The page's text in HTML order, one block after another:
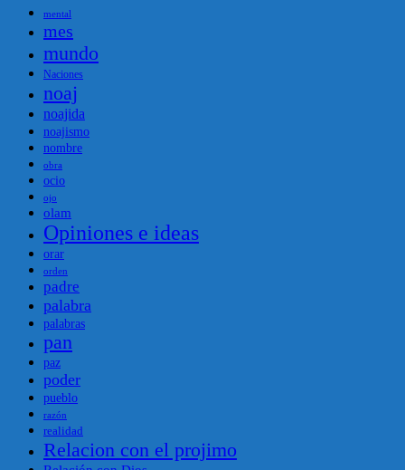
mental
mes
mundo
Naciones
noaj
noajida
noajismo
nombre
obra
ocio
ojo
olam
Opiniones e ideas
orar
orden
padre
palabra
palabras
pan
paz
poder
pueblo
razón
realidad
Relacion con el projimo